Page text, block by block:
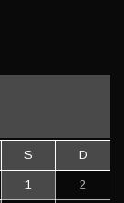
S D
1 2